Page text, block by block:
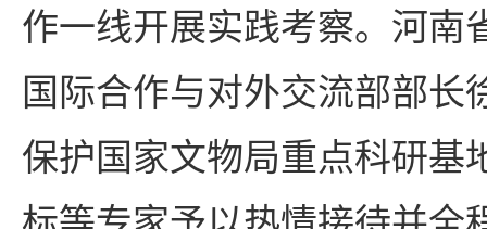
作一线开展实践考察。河南
国际合作与对外交流部部长
保护国家文物局重点科研基